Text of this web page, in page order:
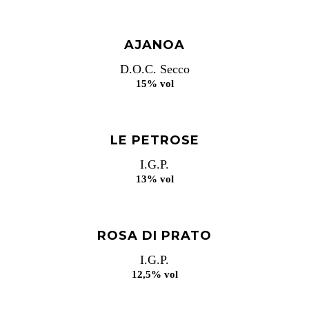
AJANOA
D.O.C. Secco
15% vol
LE PETROSE
I.G.P.
13% vol
ROSA DI PRATO
I.G.P.
12,5% vol